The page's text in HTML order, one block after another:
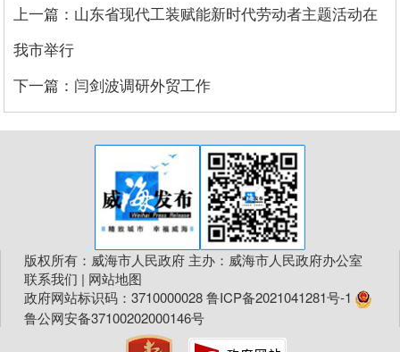
上一篇：山东省现代工装赋能新时代劳动者主题活动在
我市举行
下一篇：闫剑波调研外贸工作
版权所有：威海市人民政府 主办：威海市人民政府办公室
联系我们 | 网站地图
政府网站标识码：3710000028鲁ICP备2021041281号-1
鲁公网安备37100202000146号